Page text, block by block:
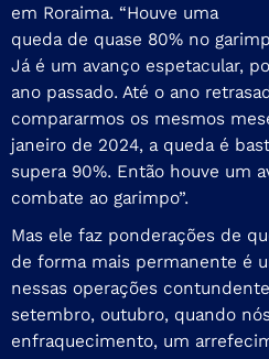
em Roraima. “Houve uma
queda de quase 80% no
Já é um avanço espetacular,
ano passado. Até o ano
compararmos os mesmos
janeiro de 2024, a queda é
supera 90%. Então houve um
combate ao garimpo”.
Mas ele faz ponderações de
de forma mais permanente é
nessas operações
setembro, outubro, quando
enfraquecimento, um